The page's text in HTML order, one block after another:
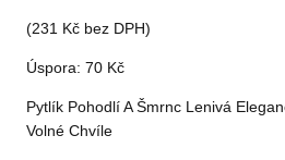
(231 Kč bez DPH)
Úspora: 70 Kč
Pytlík Pohodlí A Šmrnc Lenivá
Volné Chvíle